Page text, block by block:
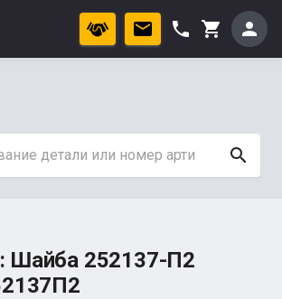
phone shopping_cart person
search
Шайба 252137-П2